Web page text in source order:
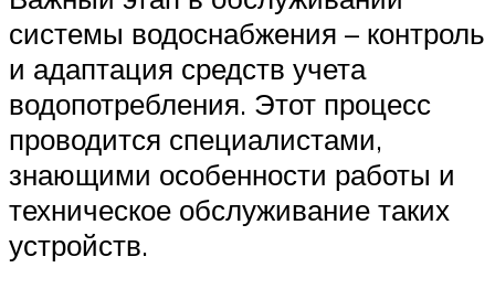
системы водоснабжения – контроль
и адаптация средств учета
водопотребления. Этот процесс
проводится специалистами,
знающими особенности работы и
техническое обслуживание таких
устройств.